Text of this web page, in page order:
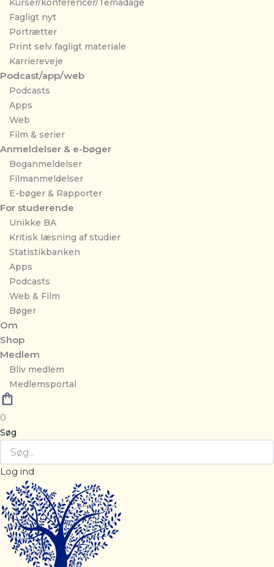
Kurser/konferencer/Temadage
Fagligt nyt
Portrætter
Print selv fagligt materiale
Karriereveje
Podcast/app/web
Podcasts
Apps
Web
Film & serier
Anmeldelser & e-bøger
Boganmeldelser
Filmanmeldelser
E-bøger & Rapporter
For studerende
Unikke BA
Kritisk læsning af studier
Statistikbanken
Apps
Podcasts
Web & Film
Bøger
Om
Shop
Medlem
Bliv medlem
Medlemsportal
0
Søg
Log ind